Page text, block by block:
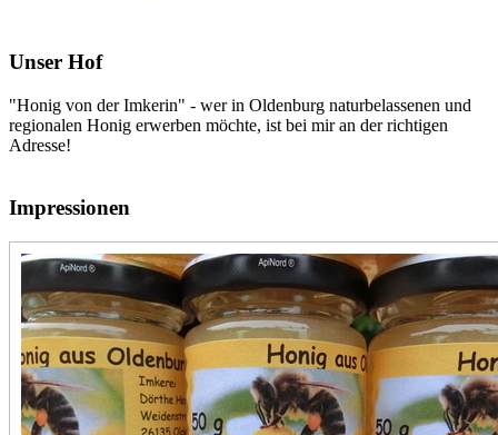
Unser Hof
"Honig von der Imkerin" - wer in Oldenburg naturbelassenen und
regionalen Honig erwerben möchte, ist bei mir an der richtigen
Adresse!
Impressionen